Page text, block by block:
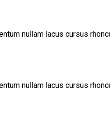
nullam lacus cursus
nullam lacus cursus